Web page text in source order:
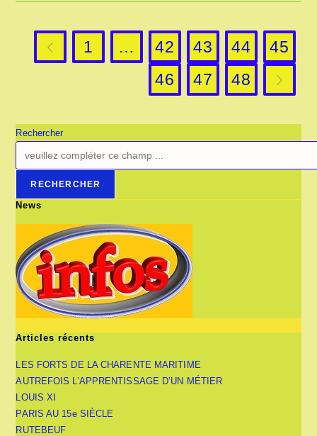
A
SYE
Go to the previous page
1 … 42 43 44
45
46
47 48 Aller à
Rechercher
RECHERCHER
News
Articles récents
LES FORTS DE LA CHARENTE MARITIME
AUTREFOIS L’APPRENTISSAGE D’UN MÉTIER
LOUIS XI
PARIS AU 15e SIÈCLE
RUTEBEUF